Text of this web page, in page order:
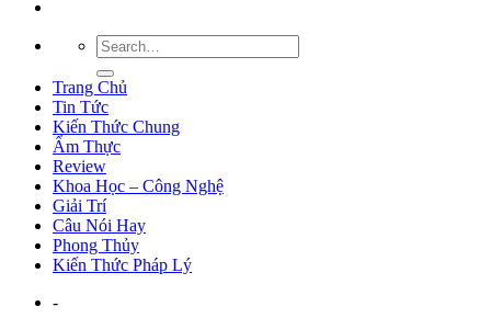
Trang Chủ
Tin Tức
Kiến Thức Chung
Ẩm Thực
Review
Khoa Học – Công Nghệ
Giải Trí
Câu Nói Hay
Phong Thủy
Kiến Thức Pháp Lý
-